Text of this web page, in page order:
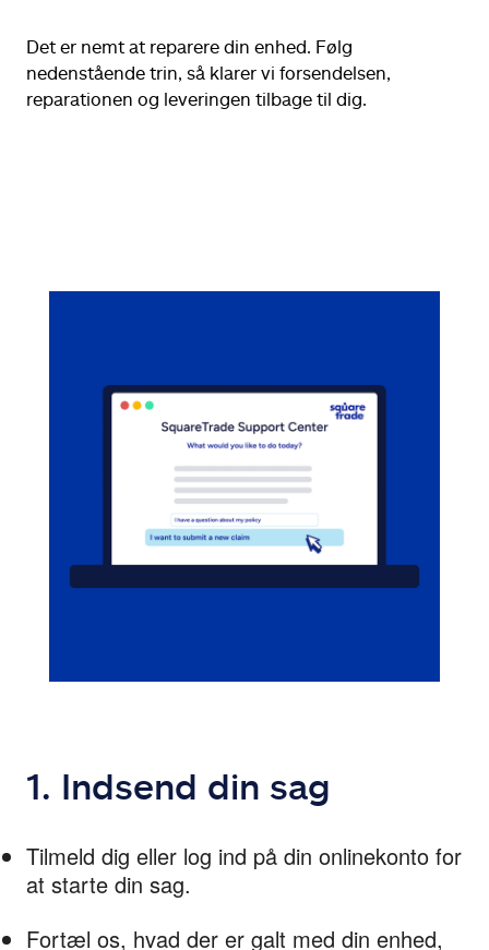
Det er nemt at reparere din enhed. Følg
nedenstående trin, så klarer vi forsendelsen,
reparationen og leveringen tilbage til dig.
1. Indsend din sag
Tilmeld dig eller log ind på din onlinekonto for
at starte din sag.
Fortæl os, hvad der er galt med din enhed,